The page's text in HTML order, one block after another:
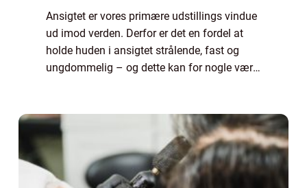
Ansigtet er vores primære udstillings vindue
ud imod verden. Derfor er det en fordel at
holde huden i ansigtet strålende, fast og
ungdommelig – og dette kan for nogle være